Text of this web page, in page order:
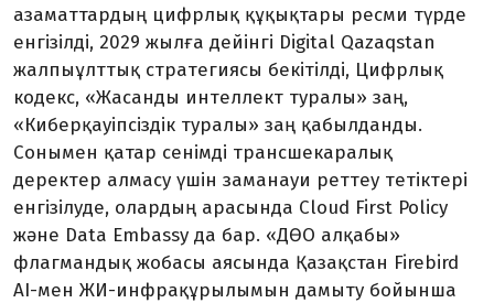
азаматтардың цифрлық құқықтары ресми түрде
енгізілді, 2029 жылға дейінгі Digital Qazaqstan
жалпыұлттық стратегиясы бекітілді, Цифрлық
кодекс, «Жасанды интеллект туралы» заң,
«Киберқауіпсіздік туралы» заң қабылданды.
Сонымен қатар сенімді трансшекаралық
деректер алмасу үшін заманауи реттеу тетіктері
енгізілуде, олардың арасында Cloud First Policy
және Data Embassy да бар. «ДӨО алқабы»
флагмандық жобасы аясында Қазақстан Firebird
AI-мен ЖИ-инфрақұрылымын дамыту бойынша